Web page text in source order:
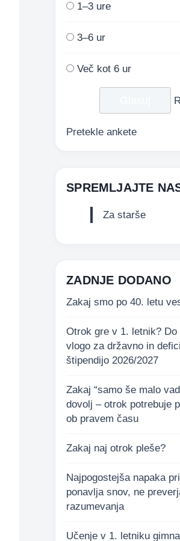
1–3 ure
3–6 ur
Več kot 6 ur
Pretekle ankete
SPREMLJAJTE
Za starše
ZADNJE DODANO
Zakaj smo po 40. letu
Otrok gre v 1. letnik? Do
vlogo za državno in
štipendijo 2026/2027
Zakaj “samo še malo
dovolj – otrok potrebuje
ob pravem času
Zakaj naj otrok pleše?
Najpogostejša napaka
ponavlja snov, ne
razumevanja
Učenje v 1. letniku